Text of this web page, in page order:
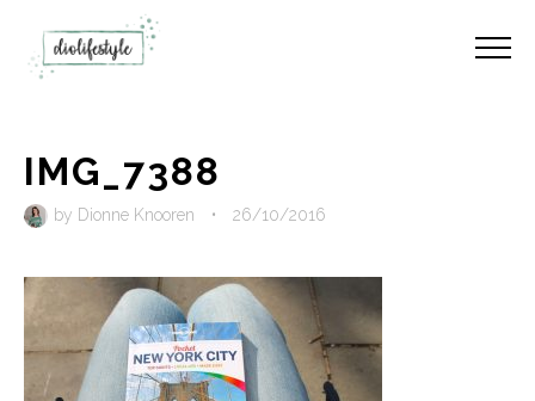
IMG_7388
by Dionne Knooren • 26/10/2016